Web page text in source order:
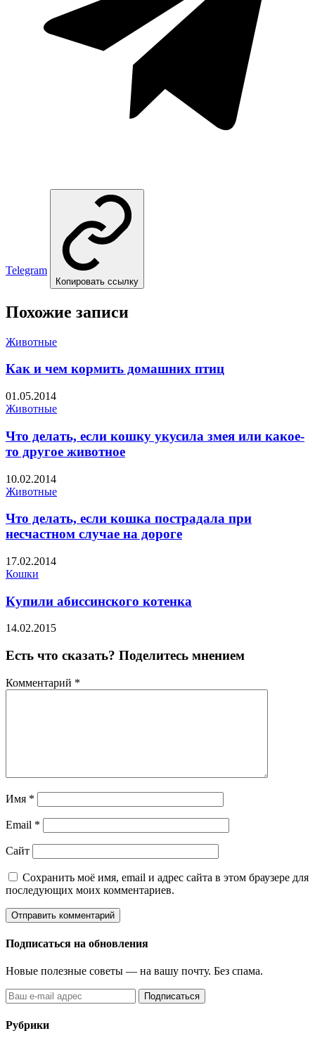
Telegram
Копировать ссылку
Похожие записи
Животные
Как и чем кормить домашних птиц
01.05.2014
Животные
Что делать, если кошку укусила змея или какое-
то другое животное
10.02.2014
Животные
Что делать, если кошка пострадала при
несчастном случае на дороге
17.02.2014
Кошки
Купили абиссинского котенка
14.02.2015
Есть что сказать? Поделитесь мнением
Комментарий *
Имя *
Email *
Сайт
Сохранить моё имя, email и адрес сайта в этом браузере для
последующих моих комментариев.
Подписаться на обновления
Новые полезные советы — на вашу почту. Без спама.
Подписаться
Рубрики